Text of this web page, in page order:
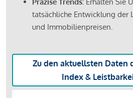
Präzise Trends: Erhalten Sie
tatsächliche Entwicklung der
und Immobilienpreisen.
Zu den aktuellsten Daten
Index &